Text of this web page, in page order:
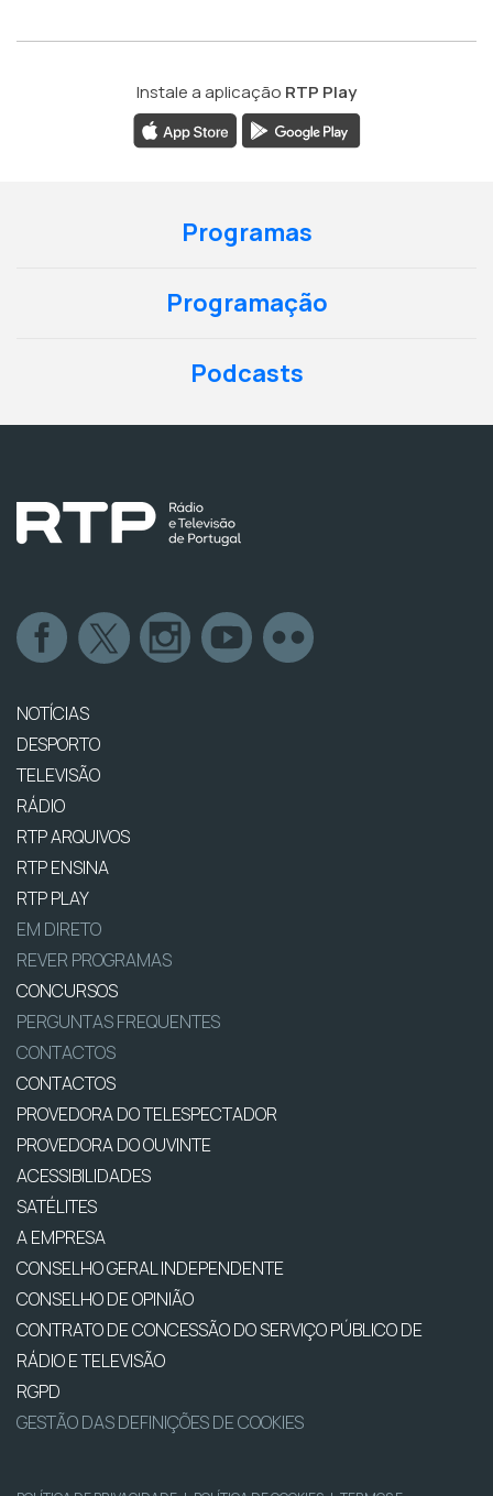
Instale a aplicação RTP Play
Programas
Programação
Podcasts
NOTÍCIAS
DESPORTO
TELEVISÃO
RÁDIO
RTP ARQUIVOS
RTP ENSINA
RTP PLAY
EM DIRETO
REVER PROGRAMAS
CONCURSOS
PERGUNTAS FREQUENTES
CONTACTOS
CONTACTOS
PROVEDORA DO TELESPECTADOR
PROVEDORA DO OUVINTE
ACESSIBILIDADES
SATÉLITES
A EMPRESA
CONSELHO GERAL INDEPENDENTE
CONSELHO DE OPINIÃO
CONTRATO DE CONCESSÃO DO SERVIÇO PÚBLICO DE
RÁDIO E TELEVISÃO
RGPD
GESTÃO DAS DEFINIÇÕES DE COOKIES